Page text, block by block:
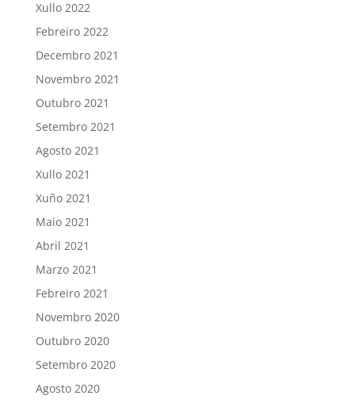
Xullo 2022
Febreiro 2022
Decembro 2021
Novembro 2021
Outubro 2021
Setembro 2021
Agosto 2021
Xullo 2021
Xuño 2021
Maio 2021
Abril 2021
Marzo 2021
Febreiro 2021
Novembro 2020
Outubro 2020
Setembro 2020
Agosto 2020